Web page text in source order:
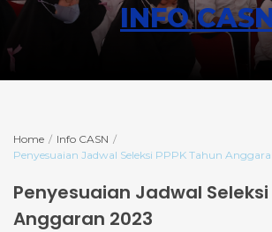
INFO
Home
Info CASN
Penyesuaian Jadwal Seleksi PPPK Tahun
Penyesuaian Jadwal Seleksi
Anggaran 2023